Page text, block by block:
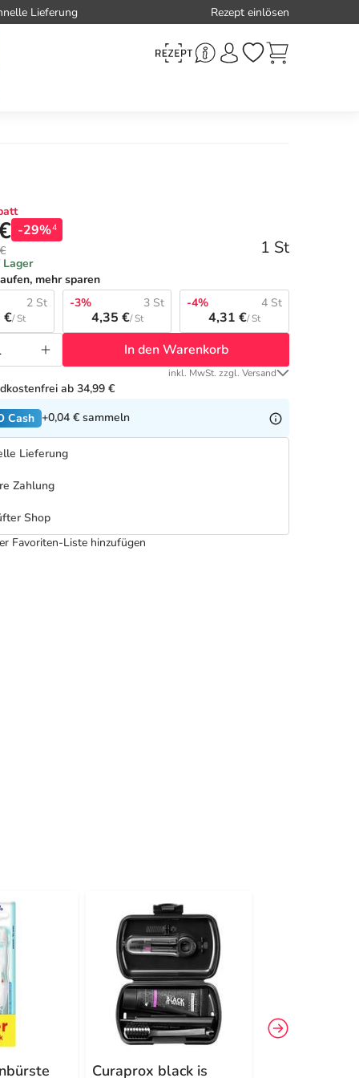
Lieferung Rezept einlösen
-29%4
1 St
mehr sparen
2 St
€/ St
-3% 3 St
4,35 €/ St
-4% 4 St
4,31 €/ St
In den Warenkorb
inkl. MwSt. zzgl. Versand
ab 34,99 €
Cash +0,04 € sammeln
Lieferung
Zahlung
Shop
Favoriten-Liste hinzufügen
Curaprox black is